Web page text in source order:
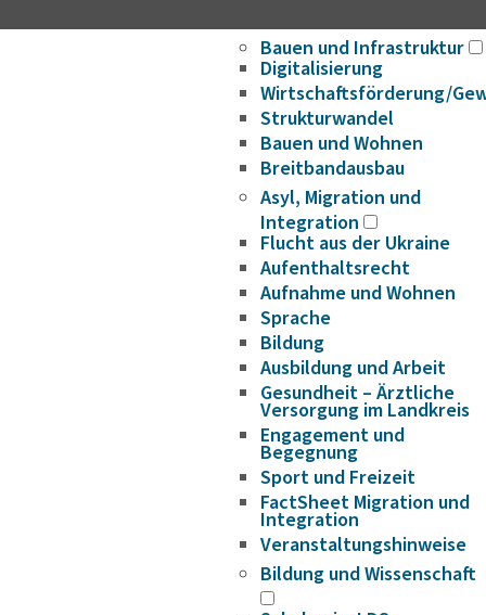
Bauen und Infrastruktur
Digitalisierung
Wirtschaftsförderung/
Strukturwandel
Bauen und Wohnen
Breitbandausbau
Asyl, Migration und
Integration
Flucht aus der Ukraine
Aufenthaltsrecht
Aufnahme und Wohnen
Sprache
Bildung
Ausbildung und Arbeit
Gesundheit – Ärztliche
Versorgung im Landkreis
Engagement und
Begegnung
Sport und Freizeit
FactSheet Migration und
Integration
Veranstaltungshinweise
Bildung und Wissenschaft